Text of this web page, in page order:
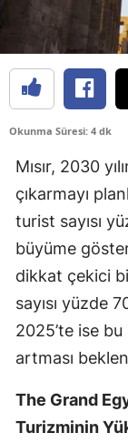
Okunma Süresi: 4 dk
Mısır, 2030
çıkarmayı
turist sayısı
büyüme
dikkat çekici
sayısı yüzde
2025’te ise
artması
The Grand
Turizminin